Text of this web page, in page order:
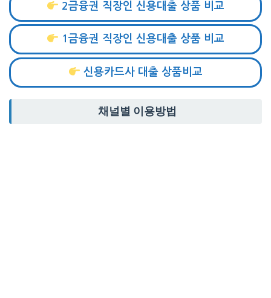
2금융권 직장인 신용대출 상품 비교
1금융권 직장인 신용대출 상품 비교
신용카드사 대출 상품비교
채널별 이용방법